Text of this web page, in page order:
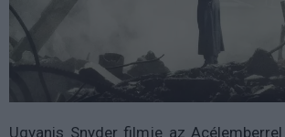
Ugyanis Snyder filmje az